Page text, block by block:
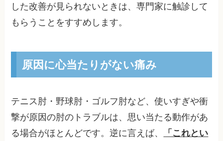
した改善が見られないときは、専門家に触診して
もらうことをすすめします。
原因に心当たりがない痛み
テニス肘・野球肘・ゴルフ肘など、使いすぎや衝
撃が原因の肘のトラブルは、思い当たる動作があ
る場合がほとんどです。逆に言えば、
「これとい